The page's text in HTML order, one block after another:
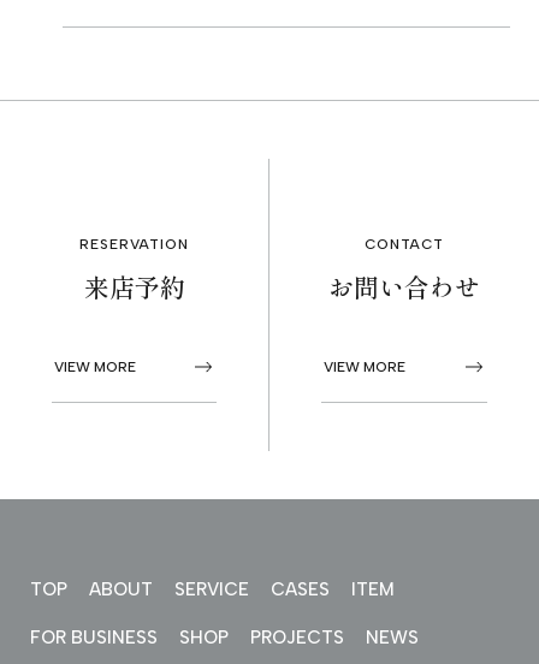
RESERVATION
来店予約
VIEW MORE
CONTACT
お問い合わせ
VIEW MORE
TOP ABOUT SERVICE CASES ITEM
FOR BUSINESS SHOP PROJECTS NEWS